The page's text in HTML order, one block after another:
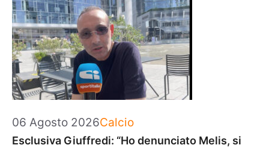
06 Agosto 2026Categorie
Calcio
Esclusiva Giuffredi: “Ho denunciato Melis, si